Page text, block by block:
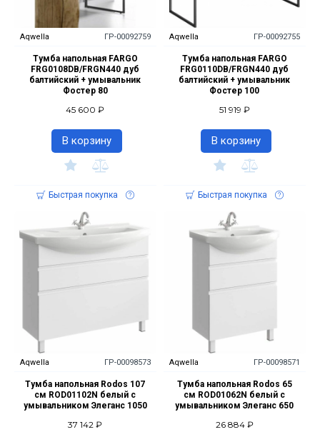
Aqwella ГР-00092759
Тумба напольная FARGO
FRG0108DB/FRGN440 дуб
балтийский + умывальник
Фостер 80
45 600 ₽
В корзину
Быстрая покупка
Aqwella ГР-00092755
Тумба напольная FARGO
FRG0110DB/FRGN440 дуб
балтийский + умывальник
Фостер 100
51 919 ₽
В корзину
Быстрая покупка
Aqwella ГР-00098573
Тумба напольная Rodos 107
см ROD01102N белый с
умывальником Элеганс 1050
37 142 ₽
Aqwella ГР-00098571
Тумба напольная Rodos 65
см ROD01062N белый с
умывальником Элеганс 650
26 884 ₽